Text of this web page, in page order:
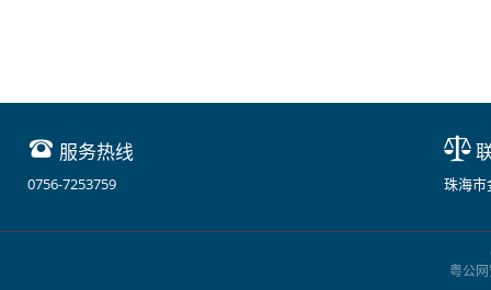
服务热线
0756-7253759 珠海市
粤公